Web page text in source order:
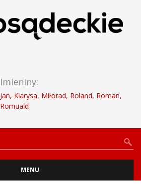
Imieniny:
Jan, Klarysa, Miłorad, Roland, Roman,
Romuald
MENU